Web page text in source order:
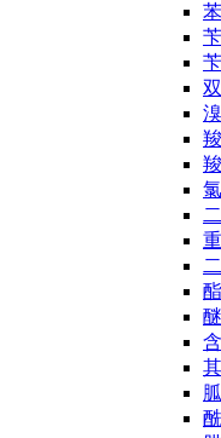
双
酯
醚
胍